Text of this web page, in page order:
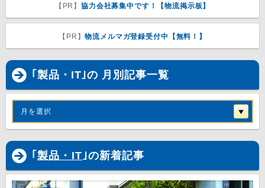
【PR】協力会社募集中です！【物流掲示板】
【PR】物流メルマガ登録受付中【無料！】
｢製品・IT｣の 月別記事一覧
月を選択
｢ 製品・IT｣の新着記事